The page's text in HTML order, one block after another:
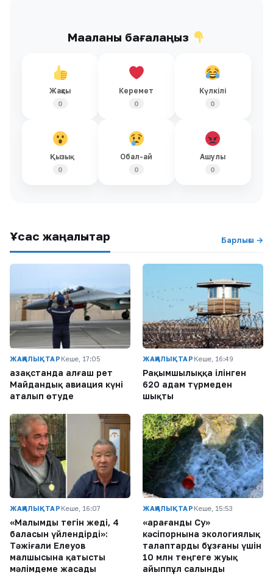
Мақаланы бағалаңыз
Жақсы
0
Керемет
0
Күлкілі
0
Қызық
0
Обал-ай
0
Ашулы
0
Ұқсас жаңалықтар Барлығы →
ЖАҢАЛЫҚТАР Кеше, 17:05
Қазақстанда алғаш рет
Майдандық авиация күні
аталып өтуде
ЖАҢАЛЫҚТАР Кеше, 16:49
Рақымшылыққа ілінген
620 адам түрмеден
шықты
ЖАҢАЛЫҚТАР Кеше, 16:07
«Малымды тегін жеді, 4
баласын үйлендірді»:
Тәжіғали Елеуов
малшысына қатысты
мәлімдеме жасады
ЖАҢАЛЫҚТАР Кеше, 15:53
«Қарағанды Су»
кәсіпорнына экологиялық
талаптарды бұзғаны үшін
10 млн теңгеге жуық
айыппұл салынды